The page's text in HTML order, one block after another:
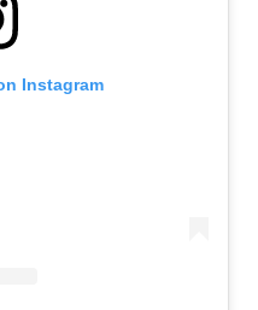
Instagram